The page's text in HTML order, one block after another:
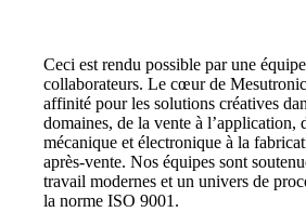
Ceci est rendu possible par une
collaborateurs. Le cœur de
affinité pour les solutions créatives
domaines, de la vente à l’application,
mécanique et électronique à la
après-vente. Nos équipes sont
travail modernes et un univers de
la norme ISO 9001.